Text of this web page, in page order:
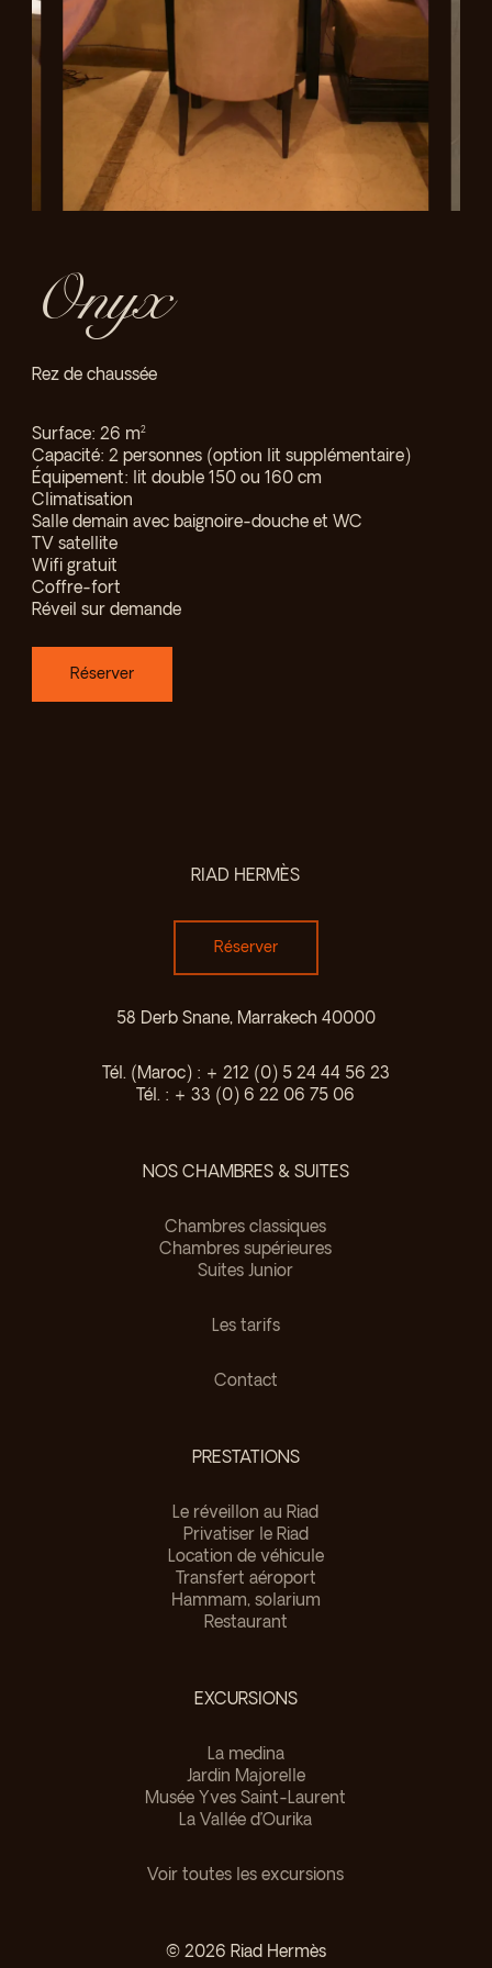
Onyx
Rez de chaussée
Surface: 26 m2
Capacité: 2 personnes (option lit supplémentaire)
Équipement: lit double 150 ou 160 cm
Climatisation
Salle demain avec baignoire-douche et WC
TV satellite
Wifi gratuit
Coffre-fort
Réveil sur demande
Réserver
RIAD HERMÈS
Réserver
58 Derb Snane, Marrakech 40000
Tél. (Maroc) : + 212 (0) 5 24 44 56 23
Tél. : + 33 (0) 6 22 06 75 06
NOS CHAMBRES & SUITES
Chambres classiques
Chambres supérieures
Suites Junior
Les tarifs
Contact
PRESTATIONS
Le réveillon au Riad
Privatiser le Riad
Location de véhicule
Transfert aéroport
Hammam, solarium
Restaurant
EXCURSIONS
La medina
Jardin Majorelle
Musée Yves Saint-Laurent
La Vallée d’Ourika
Voir toutes les excursions
© 2026 Riad Hermès